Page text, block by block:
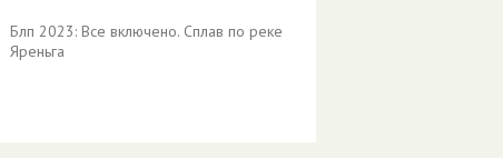
Блп 2023: Все включено. Сплав по реке
Яреньга